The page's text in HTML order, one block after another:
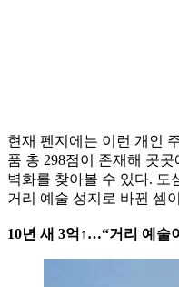
현재 펜지에는 이런 개인
품 총 298점이 존재해 곳
벽화를 찾아볼 수 있다. 도
거리 예술 성지로 바뀐 셈
10년 새 3억↑…“거리 예술